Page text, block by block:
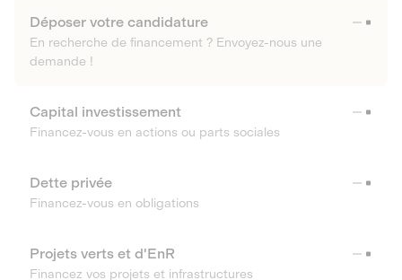
Déposer votre candidature
En recherche de financement ? Envoyez-nous une
demande !
Capital investissement
Financez-vous en actions ou parts sociales
Dette privée
Financez-vous en obligations
Projets verts et d'EnR
Financez vos projets et infrastructures